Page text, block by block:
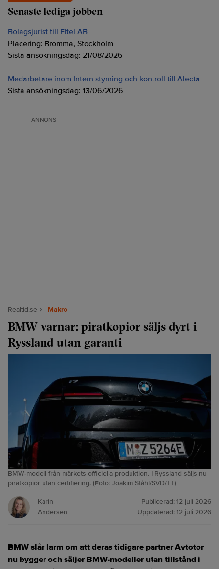
Senaste lediga jobben
Bolagsjurist till Eltel AB
Placering: Bromma, Stockholm
Sista ansökningsdag: 21/08/2026
Medarbetare inom Intern styrning och kontroll till Alecta
Sista ansökningsdag: 13/06/2026
ANNONS
Realtid.se Makro
BMW varnar: piratkopior säljs dyrt i
Ryssland utan garanti
BMW-modell från märkets officiella produktion. I Ryssland säljs nu
piratkopior utan certifiering. (Foto: Joakim Ståhl/SVD/TT)
Karin
Andersen
Publicerad: 12 juli 2026
Uppdaterad: 12 juli 2026
BMW slår larm om att deras tidigare partner Avtotor
nu bygger och säljer BMW‑modeller utan tillstånd i
Ryssland. Bilarna saknar märkets kvalitetskontroll,